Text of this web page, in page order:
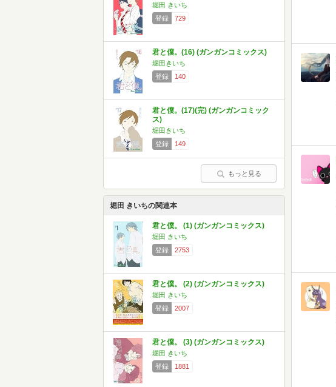
堀田 きいち
登録
729
君と僕。(16) (ガンガンコミックス)
堀田きいち
登録
140
君と僕。(17)(完) (ガンガンコミック
ス)
堀田きいち
登録
149
もっと見る
堀田 きいちの関連本
君と僕。 (1) (ガンガンコミックス)
堀田 きいち
登録
2753
君と僕。 (2) (ガンガンコミックス)
堀田 きいち
登録
2007
君と僕。 (3) (ガンガンコミックス)
堀田 きいち
登録
1881